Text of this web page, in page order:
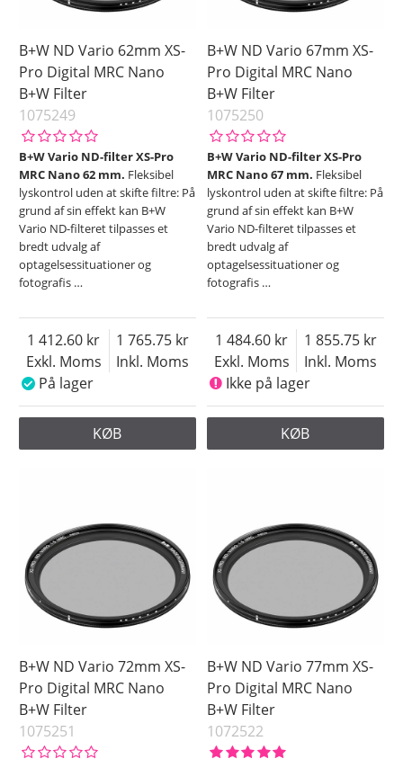
B+W ND Vario 62mm XS-
Pro Digital MRC Nano
B+W Filter
1075249
B+W Vario ND-filter XS-Pro
MRC Nano 62 mm. Fleksibel
lyskontrol uden at skifte filtre: På
grund af sin effekt kan B+W
Vario ND-filteret tilpasses et
bredt udvalg af
optagelsessituationer og
fotografis …
Exkl. Moms
1 412.60
Inkl. Moms
1 765.75
På lager
KØB
B+W ND Vario 67mm XS-
Pro Digital MRC Nano
B+W Filter
1075250
B+W Vario ND-filter XS-Pro
MRC Nano 67 mm. Fleksibel
lyskontrol uden at skifte filtre: På
grund af sin effekt kan B+W
Vario ND-filteret tilpasses et
bredt udvalg af
optagelsessituationer og
fotografis …
Exkl. Moms
1 484.60
Inkl. Moms
1 855.75
Ikke på lager
KØB
B+W ND Vario 72mm XS-
Pro Digital MRC Nano
B+W Filter
1075251
B+W ND Vario 77mm XS-
Pro Digital MRC Nano
B+W Filter
1072522